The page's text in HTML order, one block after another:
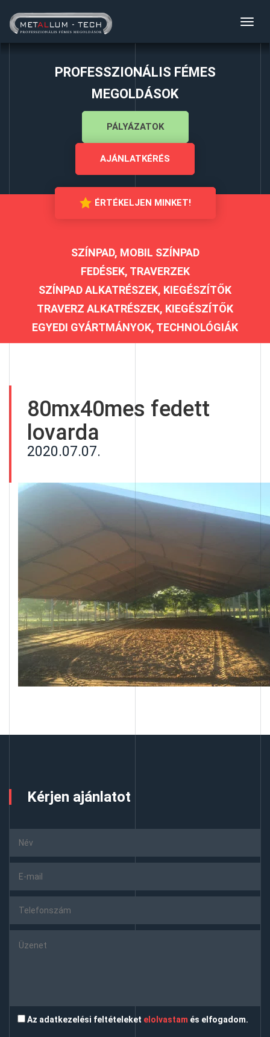
PROFESSZIONÁLIS FÉMES
MEGOLDÁSOK
PÁLYÁZATOK
AJÁNLATKÉRÉS
ÉRTÉKELJEN MINKET!
SZÍNPAD, MOBIL SZÍNPAD
FEDÉSEK, TRAVERZEK
SZÍNPAD ALKATRÉSZEK, KIEGÉSZÍTŐK
TRAVERZ ALKATRÉSZEK, KIEGÉSZÍTŐK
EGYEDI GYÁRTMÁNYOK, TECHNOLÓGIÁK
80mx40mes fedett
lovarda
2020.07.07.
Kérjen ajánlatot
Az adatkezelési feltételeket elolvastam és elfogadom.